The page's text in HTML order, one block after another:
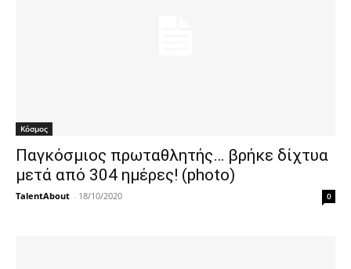
Κόσμος
Παγκόσμιος πρωταθλητής… βρήκε δίχτυα
μετά από 304 ημέρες! (photo)
TalentAbout - 18/10/2020 0